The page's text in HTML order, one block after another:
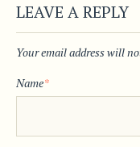
LEAVE A REPLY
Your email address will
Name*